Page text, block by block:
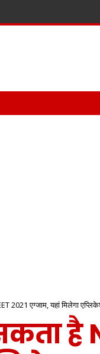
2021 एग्‍जाम, यहां मिलेगा
है